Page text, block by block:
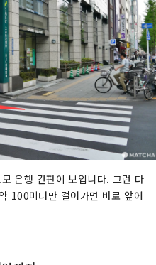
은행 간판이 보입니다. 그런 다
100미터만 걸어가면 바로 앞에